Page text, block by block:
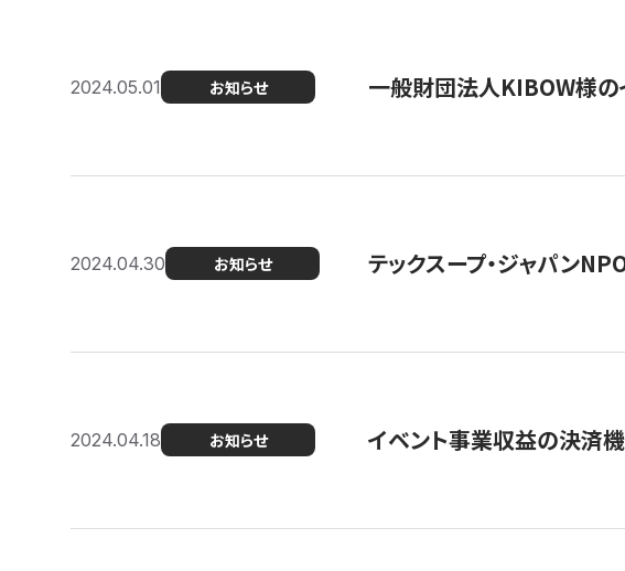
2024.05.01 お知らせ 一般財団法人KIBOW様の
2024.04.30 お知らせ テックスープ・ジャパン
2024.04.18 お知らせ イベント事業収益の決済